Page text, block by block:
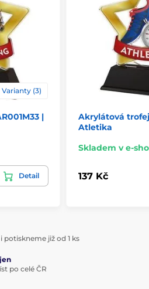
Varianty (3)
|
Detail
Akrylátová trofej
Atletika
Skladem v e-
137 Kč
již od 1 ks
po celé ČR